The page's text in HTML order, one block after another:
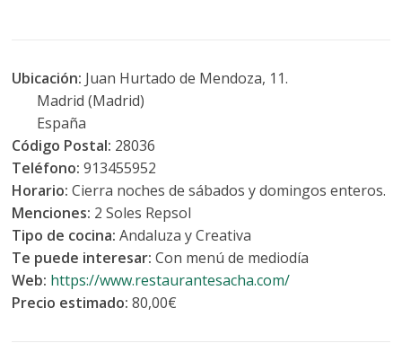
Ubicación: Juan Hurtado de Mendoza, 11.
Madrid (Madrid)
España
Código Postal: 28036
Teléfono:913455952
Horario:Cierra noches de sábados y domingos enteros.
Menciones: 2 Soles Repsol
Tipo de cocina:Andaluza y Creativa
Te puede interesar:Con menú de mediodía
Web: https://www.restaurantesacha.com/
Precio estimado:80,00€